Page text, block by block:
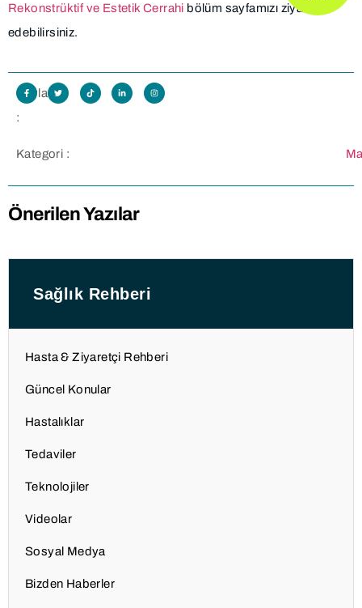
Rekonstrüktif ve Estetik Cerrahi bölüm sayfamızı ziyaret
edebilirsiniz.
Paylaş
:
Kategori :
Önerilen Yazılar
Sağlık Rehberi
Hasta & Ziyaretçi Rehberi
Güncel Konular
Hastalıklar
Tedaviler
Teknolojiler
Videolar
Sosyal Medya
Bizden Haberler